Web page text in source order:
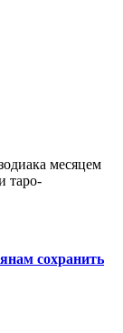
месяцем
таро-
сохранить